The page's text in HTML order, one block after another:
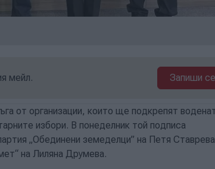
мейл. Запиши се
от организации, които ще подкрепят
избори. В понеделник той подписа
„Обединени земеделци” на Петя
на Лиляна Друмева.